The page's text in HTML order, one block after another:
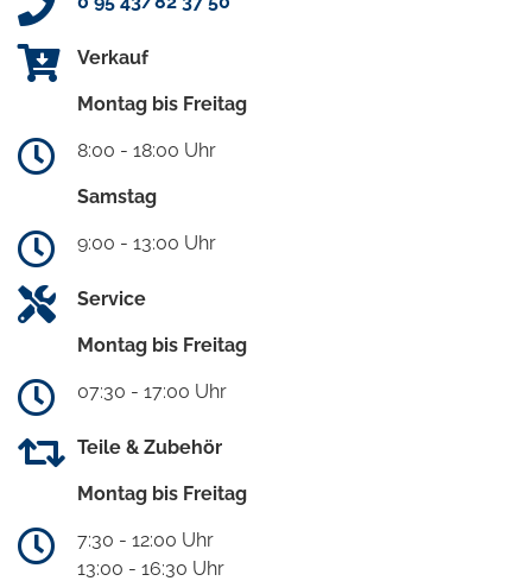
Verkauf
Montag bis Freitag
8:00 - 18:00 Uhr
Samstag
9:00 - 13:00 Uhr
Service
Montag bis Freitag
07:30 - 17:00 Uhr
Teile & Zubehör
Montag bis Freitag
7:30 - 12:00 Uhr
13:00 - 16:30 Uhr